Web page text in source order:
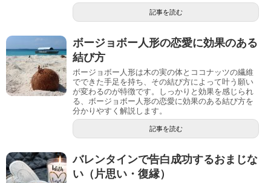
記事を読む
ボージョボー人形の恋愛に効果のある
結び方
ボージョボー人形は木の実の体とココナッツの繊維
でできた手足を持ち、その結び方によって叶う願い
が変わるのが特徴です。しっかりと効果を感じられ
る、ボージョボー人形の恋愛に効果のある結び方を
分かりやすく解説します。
記事を読む
バレンタインで告白成功するおまじな
い（片思い・復縁）